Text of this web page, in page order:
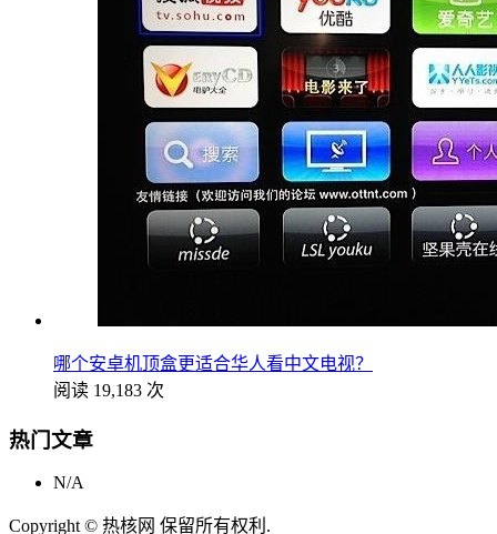
哪个安卓机顶盒更适合华人看中文电视？
阅读 19,183 次
热门文章
N/A
Copyright © 热核网 保留所有权利.